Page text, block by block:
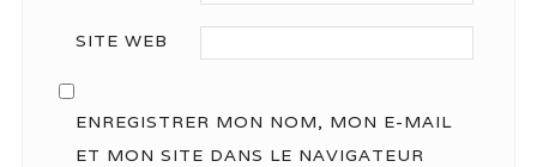
SITE WEB
ENREGISTRER MON NOM, MON E-MAIL
ET MON SITE DANS LE NAVIGATEUR